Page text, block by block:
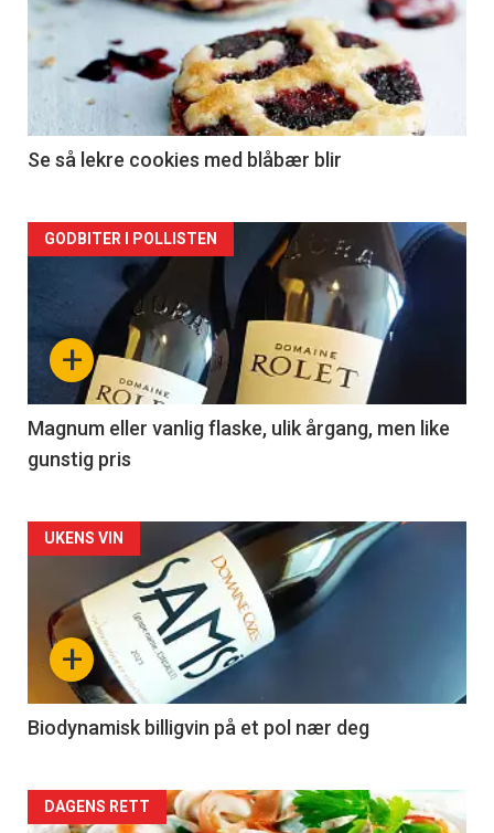
akkurat
nå
2
Se så lekre cookies med blåbær blir
Forsiden
akkurat
nå
3
+
GODBITER I POLLISTEN
Magnum eller vanlig flaske, ulik årgang, men like
gunstig pris
Forsiden
akkurat
nå
4
+
UKENS VIN
Biodynamisk billigvin på et pol nær deg
Forsiden
DAGENS RETT